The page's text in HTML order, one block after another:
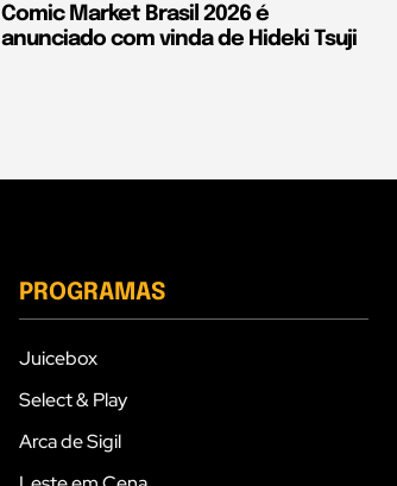
Comic Market Brasil 2026 é
anunciado com vinda de Hideki Tsuji
PROGRAMAS
Juicebox
Select & Play
Arca de Sigil